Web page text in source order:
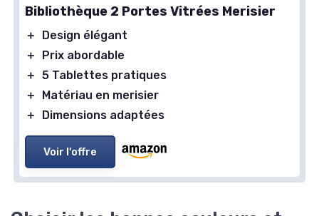
Bibliothèque 2 Portes Vitrées Merisier
＋
Design élégant
＋
Prix abordable
＋ 5 Tablettes pratiques
＋
Matériau en merisier
＋
Dimensions adaptées
Voir l'offre